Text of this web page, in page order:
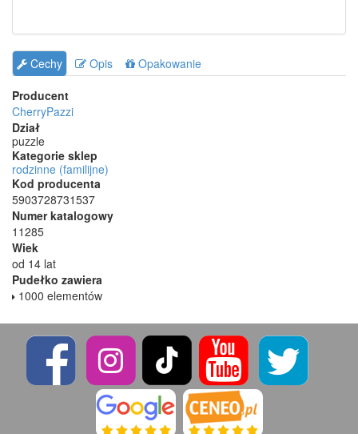
Cechy Opis
Opakowanie
Producent
CherryPazzi
Dział
puzzle
Kategorie sklep
rodzinne (familijne)
Kod producenta
5903728731537
Numer katalogowy
11285
Wiek
od 14 lat
Pudełko zawiera
1000 elementów